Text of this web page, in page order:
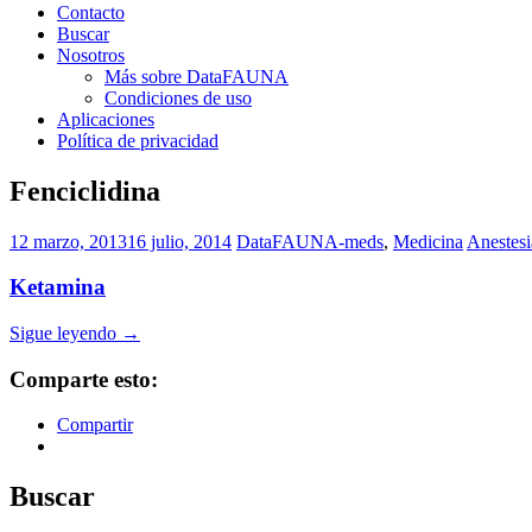
Contacto
Buscar
Nosotros
Más sobre DataFAUNA
Condiciones de uso
Aplicaciones
Política de privacidad
Fenciclidina
12 marzo, 201316 julio, 2014 DataFAUNA-meds, Medicina
Ketamina
Sigue leyendo →
Comparte esto:
Compartir
Buscar